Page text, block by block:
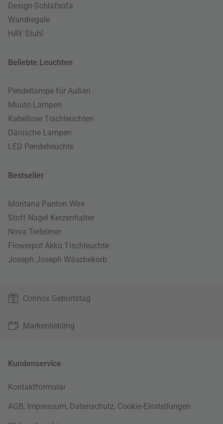
Design-Schlafsofa
Wandregale
HAY Stuhl
Beliebte Leuchten
Pendellampe für Außen
Muuto Lampen
Kabellose Tischleuchten
Dänische Lampen
LED Pendelleuchte
Bestseller
Montana Panton Wire
Stoff Nagel Kerzenhalter
Nova Treteimer
Flowerpot Akku Tischleuchte
Joseph Joseph Wäschekorb
Connox Geburtstag
Markenliebling
Kundenservice
Kontaktformular
AGB, Impressum, Datenschutz, Cookie-Einstellungen